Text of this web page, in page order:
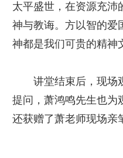
太平盛世，在资源充沛
神与教诲。方以智的爱
神都是我们可贵的精神
讲堂结束后，现场
提问，萧鸿鸣先生也为
还获赠了萧老师现场亲